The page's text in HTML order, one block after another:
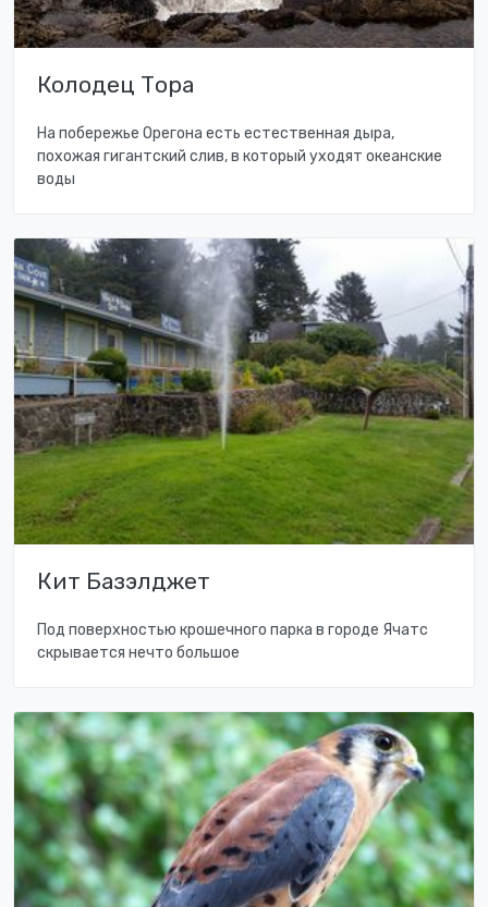
Колодец Тора
На побережье Орегона есть естественная дыра,
похожая гигантский слив, в который уходят океанские
воды
Кит Базэлджет
Под поверхностью крошечного парка в городе Ячатс
скрывается нечто большое